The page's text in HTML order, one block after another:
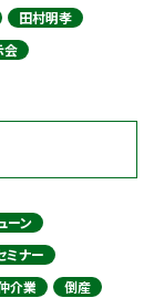
田村明孝
会
ーン
ミナー
介業
倒産